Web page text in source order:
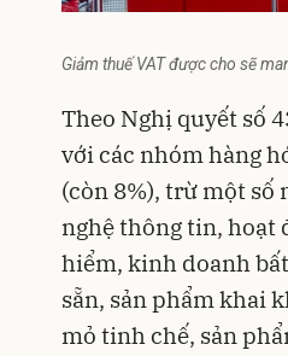
Giảm thuế VAT được cho sẽ
Theo Nghị quyết số
với các nhóm hàng
(còn 8%), trừ một số
nghệ thông tin, hoạt
hiểm, kinh doanh
sẵn, sản phẩm khai
mỏ tinh chế, sản